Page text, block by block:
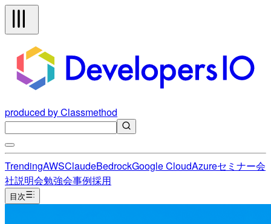
produced by Classmethod
TrendingAWSClaudeBedrockGoogle CloudAzureセミナー会
社説明会勉強会事例採用
目次